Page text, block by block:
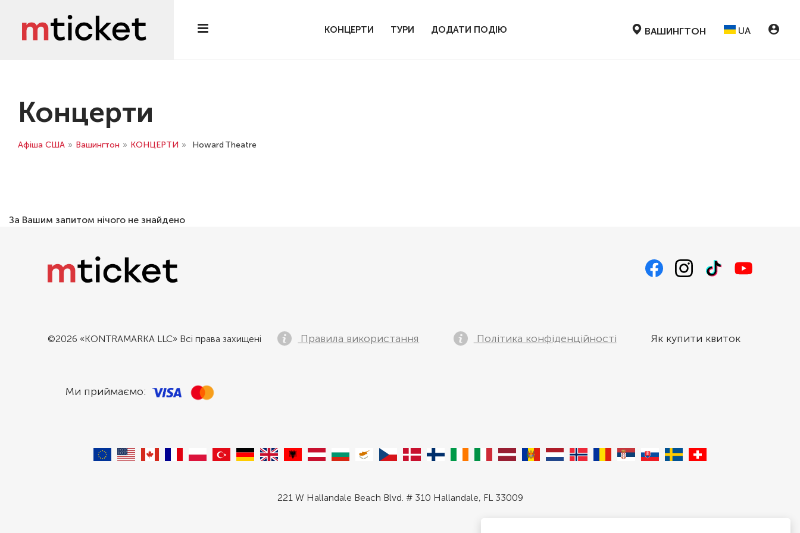
КОНЦЕРТИ ТУРИ ДОДАТИ ПОДІЮ ВАШИНГТОН UA
Концерти
Афіша США » Вашингтон » КОНЦЕРТИ » Howard Theatre
За Вашим запитом нічого не знайдено
©2026 «KONTRAMARKA LLC» Всі права захищені Правила використання Політика конфіденційності Як купити квиток
Ми приймаємо:
221 W Hallandale Beach Blvd. # 310 Hallandale, FL 33009